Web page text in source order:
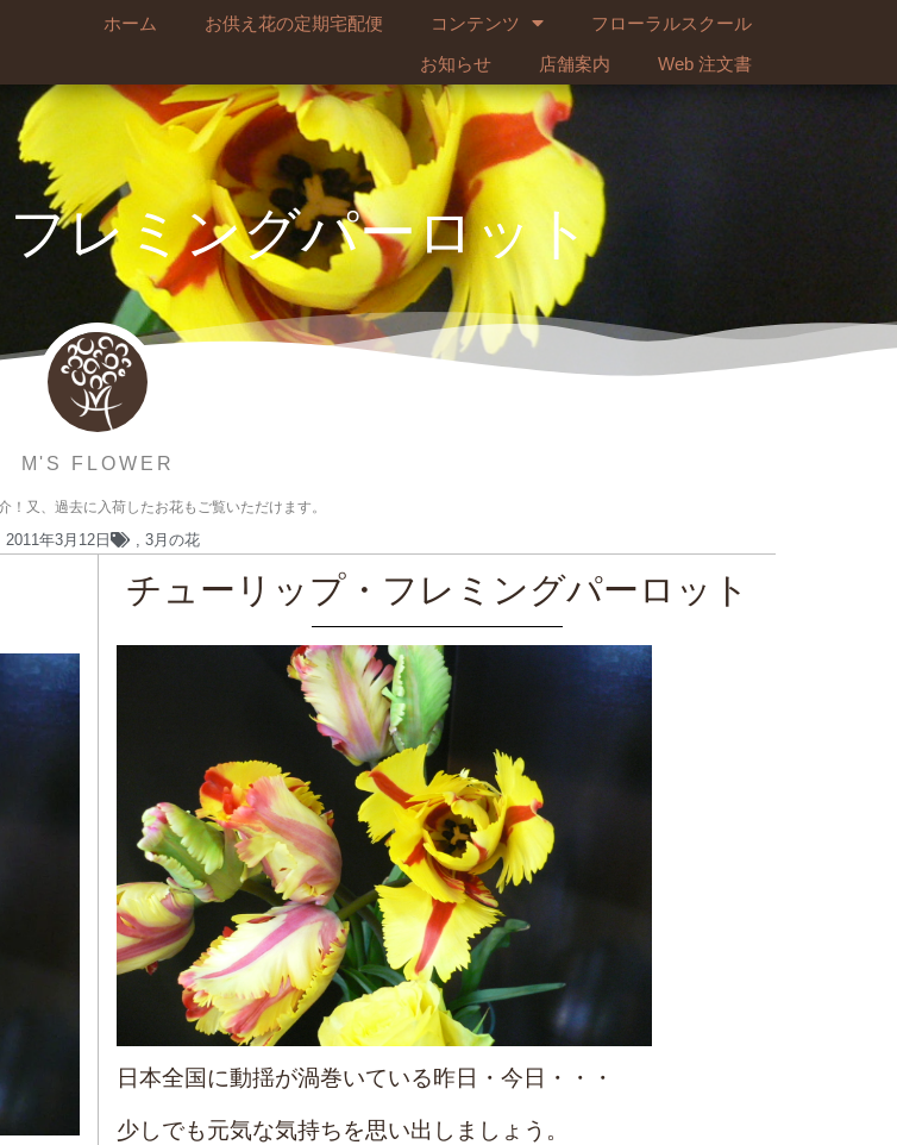
ホーム お供え花の定期宅配便 コンテンツ
フローラルスクール
お知らせ
店舗案内 Web 注文書
レミングパーロット
M'S FLOWER
！又、過去に入荷したお花もご覧いただけます。
2011年3月12日 3月の花
チューリップ・フレミングパーロット
日本全国に動揺が渦巻いている昨日・今日・・・
少しでも元気な気持ちを思い出しましょう。